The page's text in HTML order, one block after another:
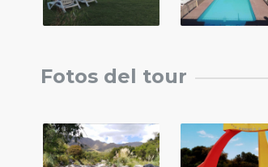
Fotos del tour